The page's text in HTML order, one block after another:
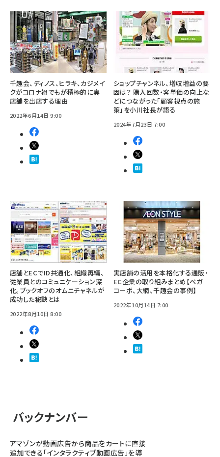
千趣会、ディノス、ヒラキ、カジメイ
クがコロナ禍でもが積極的に実
店舗を出店する理由
2022年6月14日 9:00
ショップチャンネル、増収増益の要
因は？ 購入回数・客単価の向上な
どにつながった「顧客視点の施
策」を小川社長が語る
2024年7月23日 7:00
店舗とECでID共通化、組織再編、
従業員とのコミュニケーション深
化。ブックオフのオムニチャネルが
成功した秘訣とは
2022年8月10日 8:00
実店舗の活用を本格化する通販・
EC企業の取り組みまとめ【ベガ
コーポ、大網、千趣会の事例】
2022年10月14日 7:00
バックナンバー
アマゾンが動画広告から商品をカートに直接
追加できる「インタラクティブ動画広告」を導